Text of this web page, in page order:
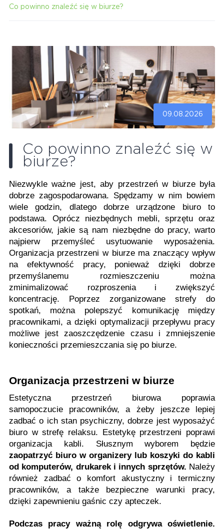
Co powinno znaleźć się w biurze?
09.08.2026
Co powinno znaleźć się w
biurze?
Niezwykle ważne jest, aby przestrzeń w biurze była
dobrze zagospodarowana. Spędzamy w nim bowiem
wiele godzin, dlatego dobrze urządzone biuro to
podstawa. Oprócz niezbędnych mebli, sprzętu oraz
akcesoriów, jakie są nam niezbędne do pracy, warto
najpierw przemyśleć usytuowanie wyposażenia.
Organizacja przestrzeni w biurze ma znaczący wpływ
na efektywność pracy, ponieważ dzięki dobrze
przemyślanemu rozmieszczeniu można
zminimalizować rozproszenia i zwiększyć
koncentrację. Poprzez zorganizowane strefy do
spotkań, można polepszyć komunikację między
pracownikami, a dzięki optymalizacji przepływu pracy
możliwe jest zaoszczędzenie czasu i zmniejszenie
konieczności przemieszczania się po biurze.
Organizacja przestrzeni w biurze
Estetyczna przestrzeń biurowa poprawia
samopoczucie pracowników, a żeby jeszcze lepiej
zadbać o ich stan psychiczny, dobrze jest wyposażyć
biuro w strefę relaksu. Estetykę przestrzeni poprawi
organizacja kabli. Słusznym wyborem będzie
zaopatrzyć biuro w organizery lub koszyki do kabli
od komputerów, drukarek i innych sprzętów. Należy
również zadbać o komfort akustyczny i termiczny
pracowników, a także bezpieczne warunki pracy,
dzięki zapewnieniu gaśnic czy apteczek.
Podczas pracy ważną rolę odgrywa oświetlenie.